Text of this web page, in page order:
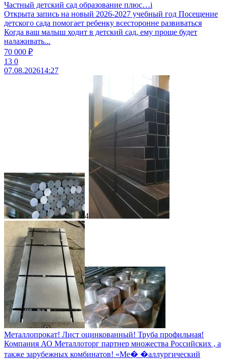
Частный детский сад образование плюс…i
Открыта запись на новый 2026-2027 учебный год Посещение
детского сада помогает ребенку всесторонне развиваться
Когда ваш малыш ходит в детский сад, ему проще будет
налаживать...
70 000 ₽
13 0
07.08.202614:27
4
Металлопрокат! Лист оцинкованный! Труба профильная!
Компания АО Металлоторг партнер множества Российских , а
также зарубежных комбинатов! «Ме� �аллургический